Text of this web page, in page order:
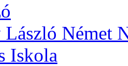
Német
Iskola